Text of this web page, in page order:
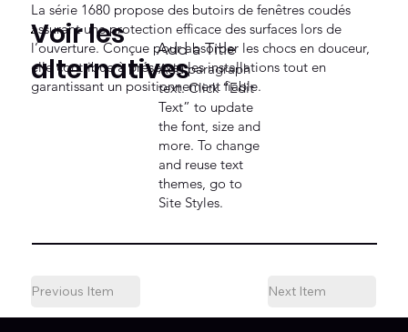
La série 1680 propose des butoirs de fenêtres coudés
assurant une protection efficace des surfaces lors de
l’ouverture. Conçue pour absorber les chocs en douceur,
elle contribue à préserver les installations tout en
garantissant un positionnement fiable.
Voir les
alternativesAdd paragraph
text. Click “Edit
Text” to update
the font, size and
more. To change
and reuse text
themes, go to
Site Styles.
Add a Title
Previous Item Next Item